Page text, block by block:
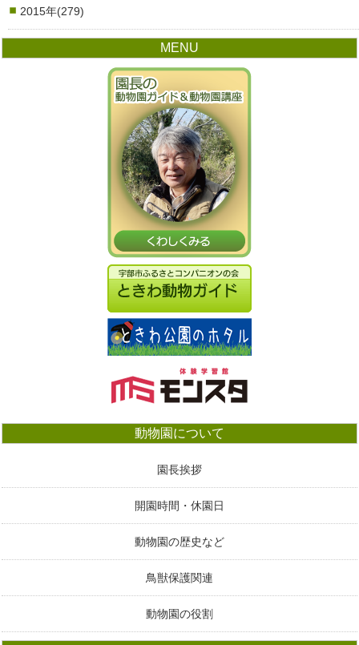
2015年(279)
MENU
動物園について
園長挨拶
開園時間・休園日
動物園の歴史など
鳥獣保護関連
動物園の役割